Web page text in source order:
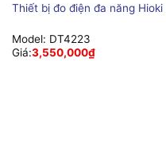
Thiết bị đo điện đa năng Hioki
Model: DT4223
Giá:3,550,000₫